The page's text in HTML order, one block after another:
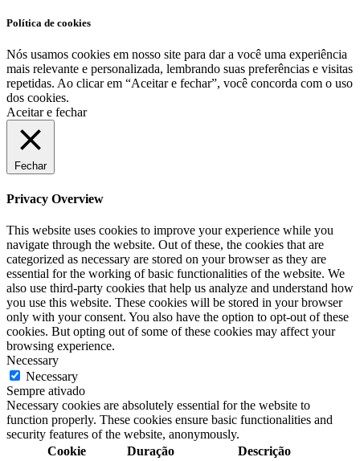
Política de cookies
Nós usamos cookies em nosso site para dar a você uma experiência
mais relevante e personalizada, lembrando suas preferências e visitas
repetidas. Ao clicar em “Aceitar e fechar”, você concorda com o uso
dos cookies.
Aceitar e fechar
Fechar
Privacy Overview
This website uses cookies to improve your experience while you
navigate through the website. Out of these, the cookies that are
categorized as necessary are stored on your browser as they are
essential for the working of basic functionalities of the website. We
also use third-party cookies that help us analyze and understand how
you use this website. These cookies will be stored in your browser
only with your consent. You also have the option to opt-out of these
cookies. But opting out of some of these cookies may affect your
browsing experience.
Necessary
Necessary
Sempre ativado
Necessary cookies are absolutely essential for the website to
function properly. These cookies ensure basic functionalities and
security features of the website, anonymously.
Cookie
Duração Descrição